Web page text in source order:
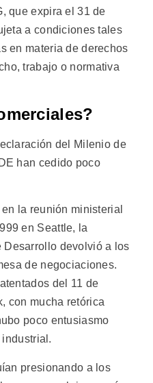
que expira el 31 de
a condiciones tales
en materia de derechos
trabajo o normativa
del Milenio de
han cedido poco
la reunión ministerial
en Seattle, la
Desarrollo devolvió a los
de negociaciones.
del 11 de
con mucha retórica
poco entusiasmo
presionando a los